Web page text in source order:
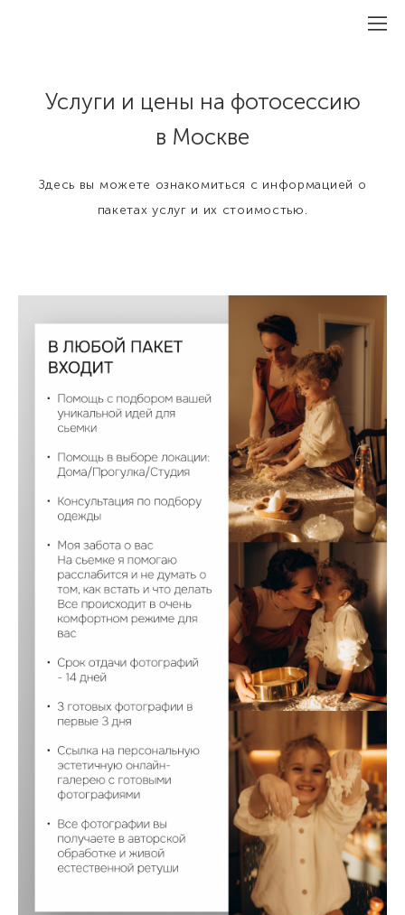
Услуги и цены на фотосессию
в Москве
Здесь вы можете ознакомиться с информацией о
пакетах услуг и их стоимостью.